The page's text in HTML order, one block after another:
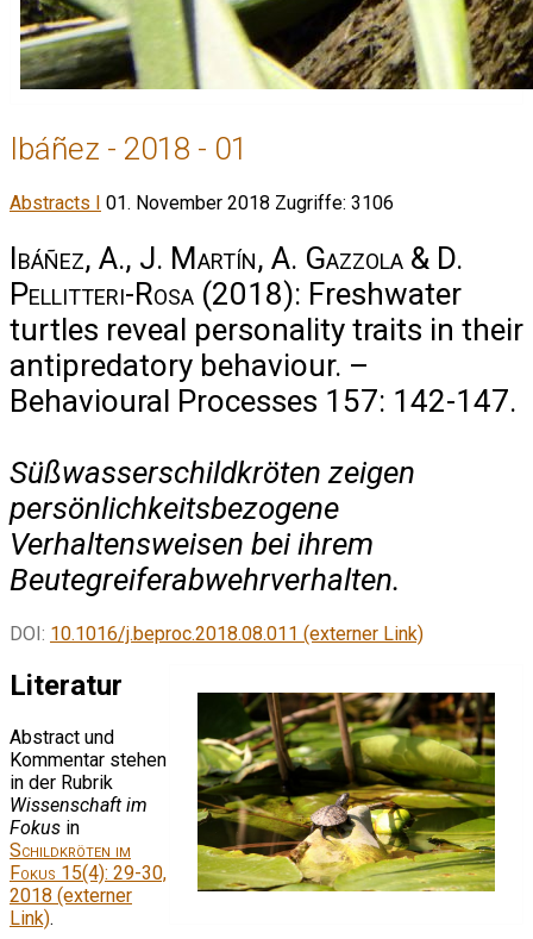
Ibáñez - 2018 - 01
Abstracts I 01. November 2018 Zugriffe: 3106
Ibáñez, A., J. Martín, A. Gazzola & D.
Pellitteri-Rosa (2018): Freshwater
turtles reveal personality traits in their
antipredatory behaviour. –
Behavioural Processes 157: 142-147.
Süßwasserschildkröten zeigen
persönlichkeitsbezogene
Verhaltensweisen bei ihrem
Beutegreiferabwehrverhalten.
DOI: 10.1016/j.beproc.2018.08.011 (externer Link)
Literatur
Abstract und
Kommentar stehen
in der Rubrik
Wissenschaft im
Fokus in
Schildkröten im
Fokus 15(4): 29-30,
2018 (externer
Link).